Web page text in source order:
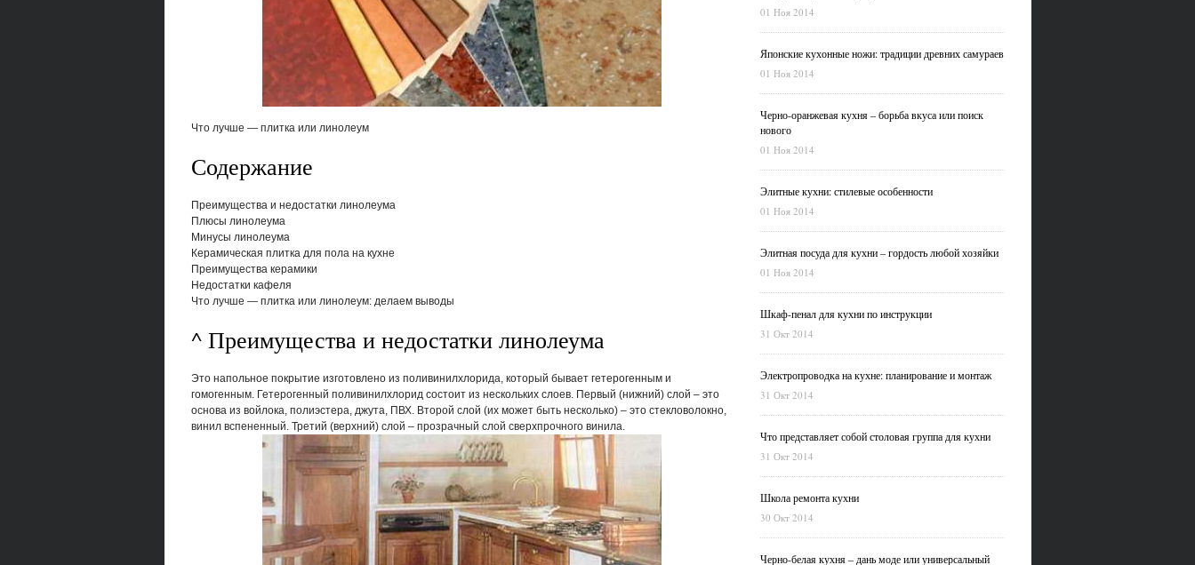
Что лучше — плитка или линолеум
Содержание
Преимущества и недостатки линолеума
Плюсы линолеума
Минусы линолеума
Керамическая плитка для пола на кухне
Преимущества керамики
Недостатки кафеля
Что лучше — плитка или линолеум: делаем выводы
^ Преимущества и недостатки линолеума
Это напольное покрытие изготовлено из поливинилхлорида, который бывает гетерогенным и
гомогенным. Гетерогенный поливинилхлорид состоит из нескольких слоев. Первый (нижний) слой – это
основа из войлока, полиэстера, джута, ПВХ. Второй слой (их может быть несколько) – это стекловолокно,
винил вспененный. Третий (верхний) слой – прозрачный слой сверхпрочного винила.
01 Ноя 2014
Японские кухонные ножи: традиции древних самураев
01 Ноя 2014
Черно-оранжевая кухня – борьба вкуса или поиск
нового
01 Ноя 2014
Элитные кухни: стилевые особенности
01 Ноя 2014
Элитная посуда для кухни – гордость любой хозяйки
01 Ноя 2014
Шкаф-пенал для кухни по инструкции
31 Окт 2014
Электропроводка на кухне: планирование и монтаж
31 Окт 2014
Что представляет собой столовая группа для кухни
31 Окт 2014
Школа ремонта кухни
30 Окт 2014
Черно-белая кухня – дань моде или универсальный